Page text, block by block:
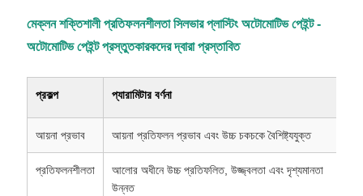
মেক্লন শক্তিশালী প্রতিফলনশীলতা সিলভার প্লাস্টিং অটোমোটিভ পেইন্ট -
অটোমোটিভ পেইন্ট প্রস্তুতকারকদের দ্বারা প্রস্তাবিত
প্রকল্প প্যারামিটার বর্ণনা
আয়না প্রভাব আয়না প্রতিফলন প্রভাব এবং উচ্চ চকচকে বৈশিষ্ট্যযুক্ত
প্রতিফলনশীলতা
আলোর অধীনে উচ্চ প্রতিফলিত, উজ্জ্বলতা এবং দৃশ্যমানতা
উন্নত